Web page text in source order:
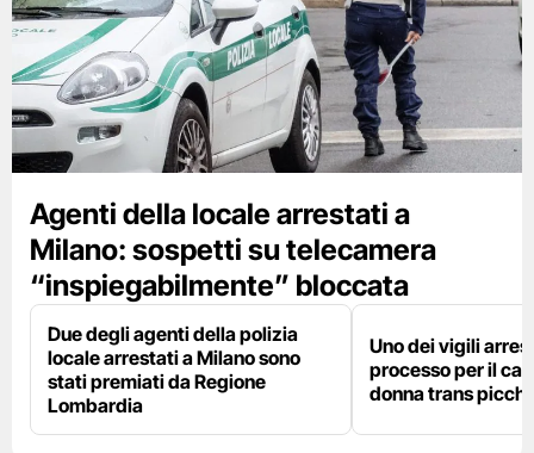
Agenti della locale arrestati a
Milano: sospetti su telecamera
“inspiegabilmente” bloccata
Due degli agenti della polizia
locale arrestati a Milano sono
stati premiati da Regione
Lombardia
Uno dei vigili
processo per il
donna trans